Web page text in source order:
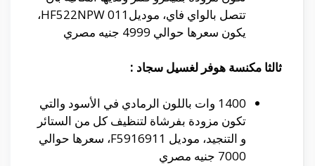
تتصل بالواي فاي، موديلHF522NPW 011،
يكون سعرها حوالي 4999 جنيه مصري
ثالثا مكنسة هوفر لغسيل سجاد :
1400 وات باللون الرمادي في الأسود والتي
تكون مزودة بفرشاة لتنظيف كل من الستائر
و التنجيد، موديل F5916911، سعرها حوالي
7000 جنيه مصري